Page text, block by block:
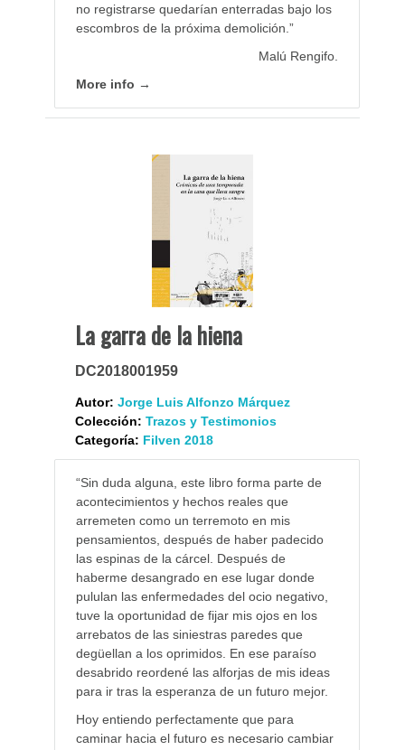
no registrarse quedarían enterradas bajo los
escombros de la próxima demolición.”
Malú Rengifo.
More info →
La garra de la hiena
DC2018001959
Autor: Jorge Luis Alfonzo Márquez
Colección: Trazos y Testimonios
Categoría: Filven 2018
“Sin duda alguna, este libro forma parte de
acontecimientos y hechos reales que
arremeten como un terremoto en mis
pensamientos, después de haber padecido
las espinas de la cárcel. Después de
haberme desangrado en ese lugar donde
pululan las enfermedades del ocio negativo,
tuve la oportunidad de fijar mis ojos en los
arrebatos de las siniestras paredes que
degüellan a los oprimidos. En ese paraíso
desabrido reordené las alforjas de mis ideas
para ir tras la esperanza de un futuro mejor.
Hoy entiendo perfectamente que para
caminar hacia el futuro es necesario cambiar